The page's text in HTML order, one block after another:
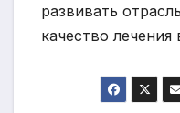
развивать
качество